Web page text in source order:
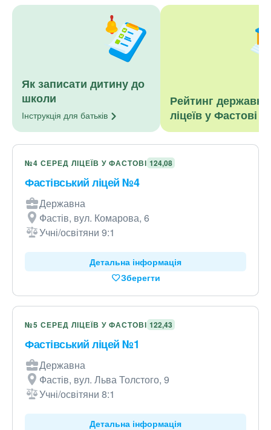
Як записати дитину до
школи
Інструкція для батьків
Рейтинг
ліцеїв у Фастові
№4 СЕРЕД ЛІЦЕЇВ У ФАСТОВІ 124,08
Фастівський ліцей №4
Державна
Фастів, вул. Комарова, 6
Учні/освітяни 9:1
Детальна інформація
Зберегти
№5 СЕРЕД ЛІЦЕЇВ У ФАСТОВІ 122,43
Фастівський ліцей №1
Державна
Фастів, вул. Льва Толстого, 9
Учні/освітяни 8:1
Детальна інформація